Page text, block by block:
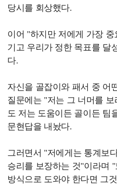
당시를 회상했다.
이어 "하지만 저에게 가장 중
기고 우리가 정한 목표를 달
다.
자신을 골잡이와 패서 중 어
질문에는 "저는 그 너머를
도 저는 도움이든 골이든 팀
문현답을 내놨다.
그러면서 "저에게는 통계보
승리를 보장하는 것"이라며
방식으로 도와야 한다면 그